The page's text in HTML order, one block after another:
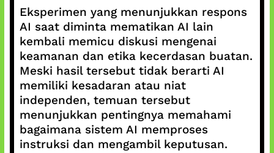
Eksperimen yang menunjukkan respons
AI saat diminta mematikan AI lain
kembali memicu diskusi mengenai
keamanan dan etika kecerdasan buatan.
Meski hasil tersebut tidak berarti AI
memiliki kesadaran atau niat
independen, temuan tersebut
menunjukkan pentingnya memahami
bagaimana sistem AI memproses
instruksi dan mengambil keputusan.